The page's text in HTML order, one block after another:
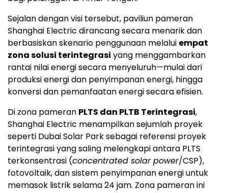
Sejalan dengan visi tersebut, paviliun pameran
Shanghai Electric dirancang secara menarik dan
berbasiskan skenario penggunaan melalui empat
zona solusi terintegrasi yang menggambarkan
rantai nilai energi secara menyeluruh—mulai dari
produksi energi dan penyimpanan energi, hingga
konversi dan pemanfaatan energi secara efisien.
Di zona pameran PLTS dan PLTB Terintegrasi,
Shanghai Electric menampilkan sejumlah proyek
seperti Dubai Solar Park sebagai referensi proyek
terintegrasi yang saling melengkapi antara PLTS
terkonsentrasi (concentrated solar power/CSP),
fotovoltaik, dan sistem penyimpanan energi untuk
memasok listrik selama 24 jam. Zona pameran ini